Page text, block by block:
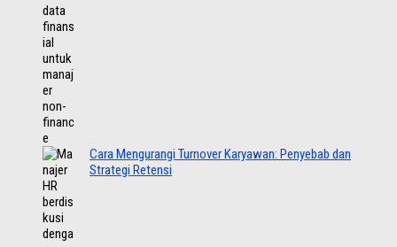
Cara Mengurangi Turnover Karyawan: Penyebab dan
Strategi Retensi